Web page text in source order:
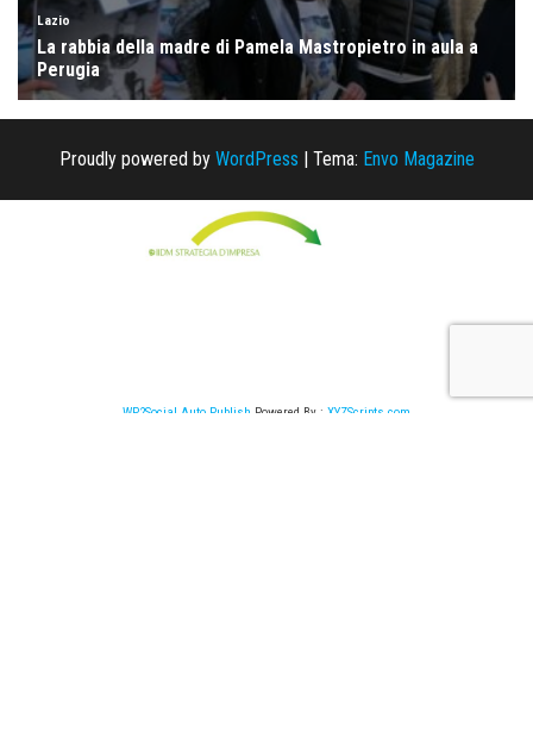
Proudly powered by WordPress Tema: Envo Magazine
WP2Social Auto Publish Powered By : XYZScripts.com